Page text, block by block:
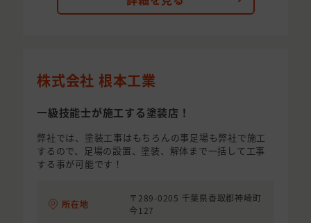
株式会社 根本工業
一級技能士が施工する塗装店！
弊社では、塗装工事はもちろんの事足場も弊社で施工
するので、足場の設置、塗装、解体まで一括して工事
する事が可能です！
所在地
〒289-0205 千葉県香取郡神崎町
今127